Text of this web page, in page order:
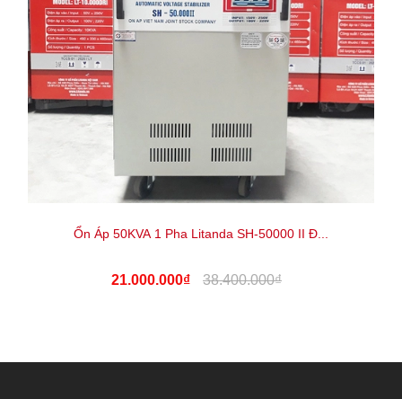
Ổn Áp 50KVA 1 Pha Litanda SH-50000 II Đ...
21.000.000₫ 38.400.000₫